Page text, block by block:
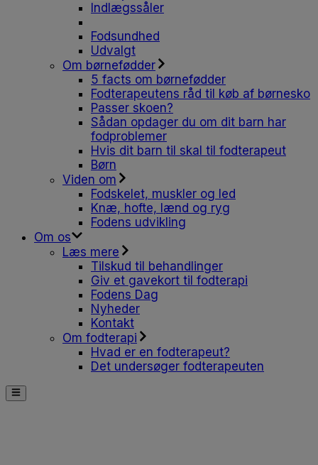
Indlægssåler
Fodsundhed
Udvalgt
Om børnefødder
5 facts om børnefødder
Fodterapeutens råd til køb af børnesko
Passer skoen?
Sådan opdager du om dit barn har
fodproblemer
Hvis dit barn til skal til fodterapeut
Børn
Viden om
Fodskelet, muskler og led
Knæ, hofte, lænd og ryg
Fodens udvikling
Om os
Læs mere
Tilskud til behandlinger
Giv et gavekort til fodterapi
Fodens Dag
Nyheder
Kontakt
Om fodterapi
Hvad er en fodterapeut?
Det undersøger fodterapeuten